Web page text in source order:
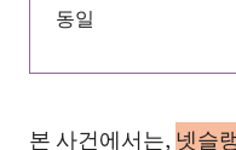
동일
본 사건에서는, 넷슬